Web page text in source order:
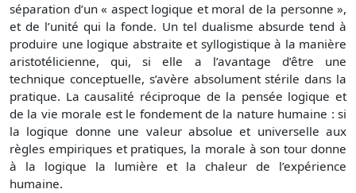
séparation d’un « aspect logique et moral de la personne »,
et de l’unité qui la fonde. Un tel dualisme absurde tend à
produire une logique abstraite et syllogistique à la manière
aristotélicienne, qui, si elle a l’avantage d’être une
technique conceptuelle, s’avère absolument stérile dans la
pratique. La causalité réciproque de la pensée logique et
de la vie morale est le fondement de la nature humaine : si
la logique donne une valeur absolue et universelle aux
règles empiriques et pratiques, la morale à son tour donne
à la logique la lumière et la chaleur de l’expérience
humaine.